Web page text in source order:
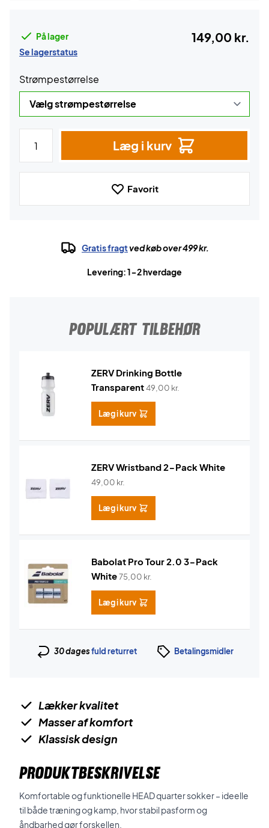
På lager
Se lagerstatus
149,00 kr.
Strømpestørrelse
Læg i kurv
Favorit
Gratis fragtved køb over 499 kr.
Levering: 1-2 hverdage
POPULÆRT TILBEHØR
ZERV Drinking Bottle
Transparent49,00 kr.
Læg i kurv
ZERV Wristband 2-Pack White
49,00 kr.
Læg i kurv
Babolat Pro Tour 2.0 3-Pack
White75,00 kr.
Læg i kurv
30 dagesfuld returret Betalingsmidler
Lækker kvalitet
Masser af komfort
Klassisk design
PRODUKTBESKRIVELSE
Komfortable og funktionelle HEAD quarter sokker – ideelle
til både træning og kamp, hvor stabil pasform og
åndbarhed gør forskellen.